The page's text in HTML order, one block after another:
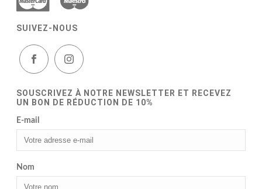
SUIVEZ-NOUS
SOUSCRIVEZ À NOTRE NEWSLETTER ET RECEVEZ
UN BON DE RÉDUCTION DE 10%
E-mail
Nom